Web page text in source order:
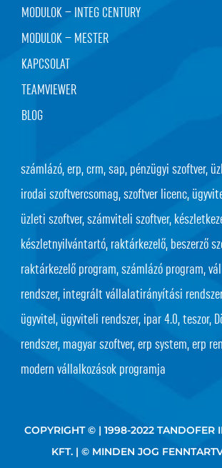
MODULOK – INTEG CENTURY
MODULOK – MESTER
KAPCSOLAT
TEAMVIEWER
BLOG
számlázó, erp, crm, sap, pénzügyi szoftver,
irodai szoftvercsomag, szoftver licenc,
üzleti szoftver, számviteli szoftver,
készletnyilvántartó, raktárkezelő, beszerző
raktárkezelő program, számlázó program,
rendszer, integrált vállalatirányítási
ügyvitel, ügyviteli rendszer, ipar 4.0, teszor,
rendszer, magyar szoftver, erp system, erp
modern vállalkozások programja
COPYRIGHT © | 1998-2022 TANDOFER
KFT. | © MINDEN JOG